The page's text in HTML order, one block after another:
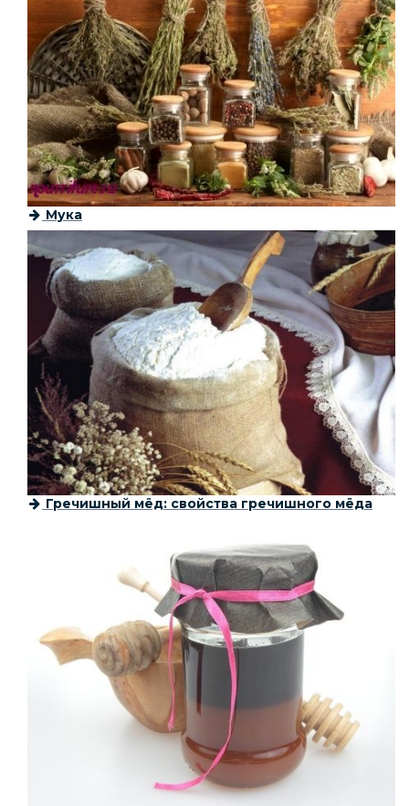
Мука
Гречишный мёд: свойства гречишного мёда